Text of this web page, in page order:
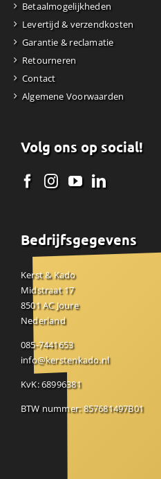
Betaalmogelijkheden
Levertijd & verzendkosten
Garantie & reclamatie
Retourneren
Contact
Algemene Voorwaarden
Volg ons op social!
Bedrijfsgegevens
Kerst & Kado
Midstraat 17
8501 AC Joure
Nederland
085-7441653
info@kerstenkado.nl
KvK: 68996381
BTW nummer: 857681497B01